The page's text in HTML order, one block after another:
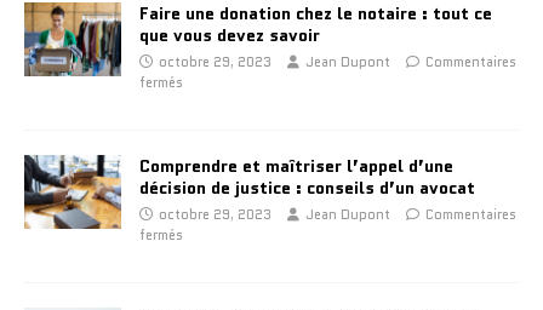
Faire une donation chez le notaire : tout ce
que vous devez savoir
octobre 29, 2023 Jean Dupont
Commentaires
fermés
Comprendre et maîtriser l’appel d’une
décision de justice : conseils d’un avocat
octobre 29, 2023 Jean Dupont
Commentaires
fermés